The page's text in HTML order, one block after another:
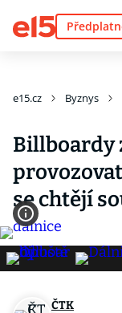
e15.cz Byznys
Billboardy
se chtějí
ČTK